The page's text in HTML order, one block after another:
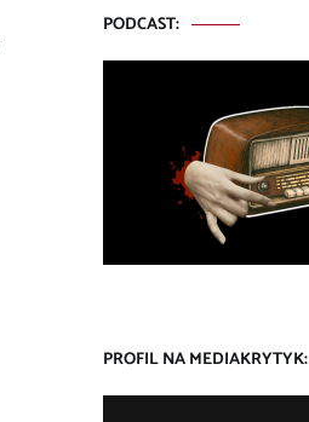
PODCAST:
PROFIL NA MEDIAKRYTYK: